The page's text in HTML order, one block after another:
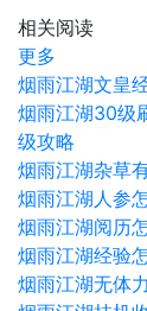
相关阅读
更多
烟雨江湖文皇
烟雨江湖30级
级攻略
烟雨江湖杂草
烟雨江湖人参
烟雨江湖阅历
烟雨江湖经验
烟雨江湖无体